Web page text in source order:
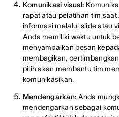
Komunikasi visual:
rapat atau pelatihan tim
informasi melalui slide atau
Anda memiliki waktu untuk
menyampaikan pesan
membagikan,
pilih akan membantu tim
komunikasikan.
Mendengarkan: Anda
mendengarkan sebagai